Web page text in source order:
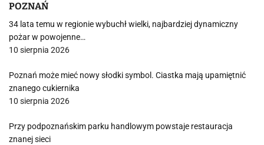
POZNAŃ
34 lata temu w regionie wybuchł wielki, najbardziej dynamiczny
pożar w powojenne…
10 sierpnia 2026
Poznań może mieć nowy słodki symbol. Ciastka mają upamiętnić
znanego cukiernika
10 sierpnia 2026
Przy podpoznańskim parku handlowym powstaje restauracja
znanej sieci